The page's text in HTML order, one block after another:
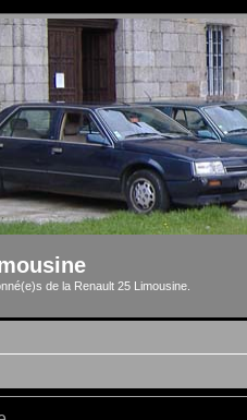
de la Renault 25 Limousine.